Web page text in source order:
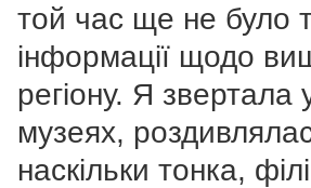
той час ще не було
інформації щодо
регіону. Я звертала
музеях,
наскільки тонка,